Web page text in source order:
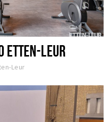
ETTEN-LEUR
Leur